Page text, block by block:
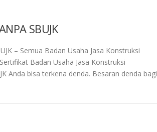
SBUJK
– Semua Badan Usaha Jasa Konstruksi
Badan Usaha Jasa Konstruksi
Anda bisa terkena denda. Besaran denda bagi